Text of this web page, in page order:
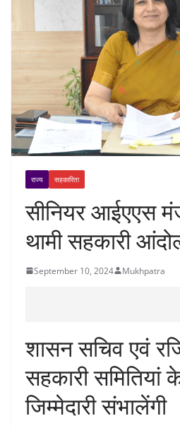
राज्य सहकारिता
सीनियर आईएएस
थामी सहकारी
September 10, 2024 Mukhpatra
शासन सचिव एवं
सहकारी समितियां
जिम्मेदारी संभालेंगी